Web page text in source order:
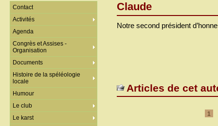
Claude
Notre second président
Articles de cet
1
Contact
Activités
Agenda
Congrès et Assises -
Organisation
Documents
Histoire de la spéléologie
locale
Humour
Le club
Le karst